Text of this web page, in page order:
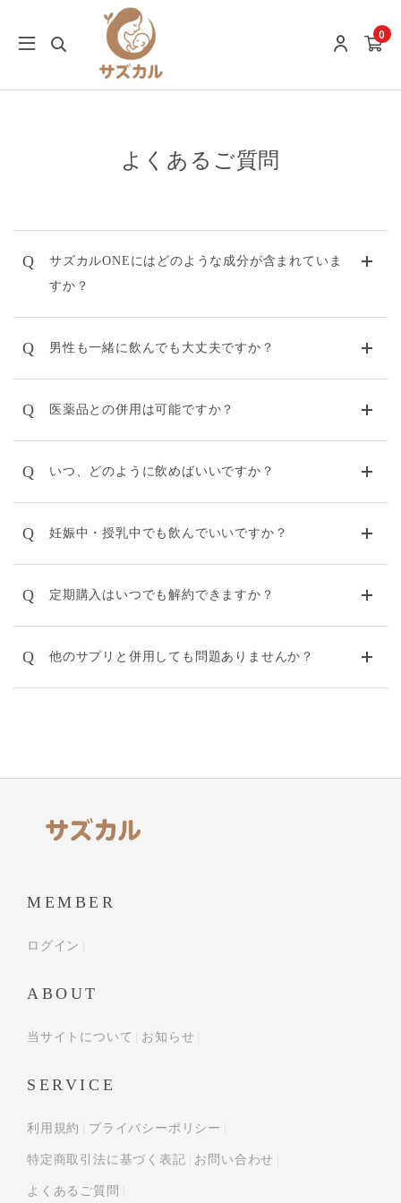
0
よくあるご質問
Q
サズカルONEにはどのような成分が含まれていま
すか？
Q 男性も一緒に飲んでも大丈夫ですか？
Q 医薬品との併用は可能ですか？
Q いつ、どのように飲めばいいですか？
Q 妊娠中・授乳中でも飲んでいいですか？
Q 定期購入はいつでも解約できますか？
Q 他のサプリと併用しても問題ありませんか？
MEMBER
ログイン
ABOUT
当サイトについて お知らせ
SERVICE
利用規約 プライバシーポリシー
特定商取引法に基づく表記 お問い合わせ
よくあるご質問